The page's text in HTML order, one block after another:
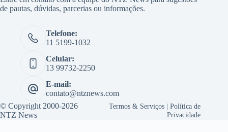
de pautas, dúvidas, parcerias ou informações.
Telefone:
11 5199-1032
Celular:
13 99732-2250
E-mail:
contato@ntznews.com
© Copyright 2000-2026
NTZ News
Termos & Serviços |Política de
Privacidade